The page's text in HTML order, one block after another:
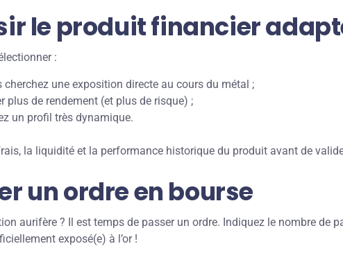
le produit financier
:
cherchez une exposition directe au cours du métal ;
plus de rendement (et plus de risque) ;
un profil très dynamique.
la liquidité et la performance historique du produit avant de
un ordre en bourse
aurifère ? Il est temps de passer un ordre. Indiquez le nombre de
exposé(e) à l’or !